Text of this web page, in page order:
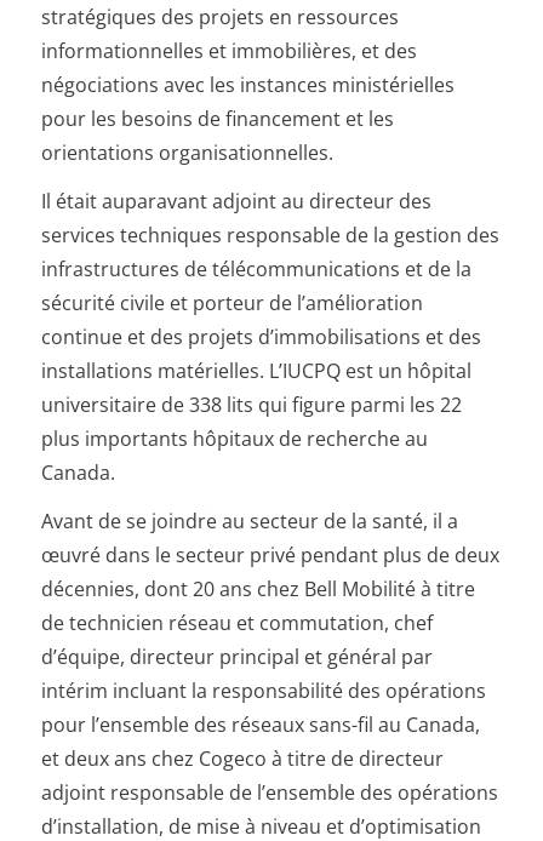
stratégiques des projets en ressources
informationnelles et immobilières, et des
négociations avec les instances ministérielles
pour les besoins de financement et les
orientations organisationnelles.
Il était auparavant adjoint au directeur des
services techniques responsable de la gestion des
infrastructures de télécommunications et de la
sécurité civile et porteur de l’amélioration
continue et des projets d’immobilisations et des
installations matérielles. L’IUCPQ est un hôpital
universitaire de 338 lits qui figure parmi les 22
plus importants hôpitaux de recherche au
Canada.
Avant de se joindre au secteur de la santé, il a
œuvré dans le secteur privé pendant plus de deux
décennies, dont 20 ans chez Bell Mobilité à titre
de technicien réseau et commutation, chef
d’équipe, directeur principal et général par
intérim incluant la responsabilité des opérations
pour l’ensemble des réseaux sans-fil au Canada,
et deux ans chez Cogeco à titre de directeur
adjoint responsable de l’ensemble des opérations
d’installation, de mise à niveau et d’optimisation